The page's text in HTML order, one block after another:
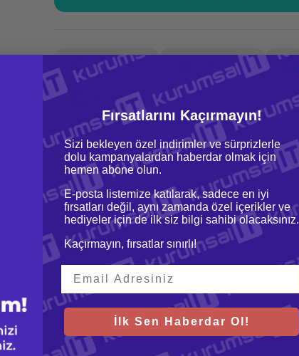
Yorum Yaz Tavsiye Et
Fiyat Teklifi Al
Taksit Seçenekleri
Fırsatlarını Kaçırmayın!
Sizi bekleyen özel indirimler ve sürprizlerle
dolu kampanyalardan haberdar olmak için
hemen abone olun.
E-posta listemize katılarak, sadece en iyi
fırsatları değil, aynı zamanda özel içerikler ve
hediyeler için de ilk siz bilgi sahibi olacaksınız.
Kaçırmayın, fırsatlar sınırlı!
İlk Sen Haberdar Ol!